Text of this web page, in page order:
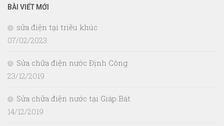
BÀI VIẾT MỚI
sửa điện tại triều khúc
07/02/2023
Sửa chữa điện nước Định Công
23/12/2019
Sửa chữa điện nước tại Giáp Bát
14/12/2019